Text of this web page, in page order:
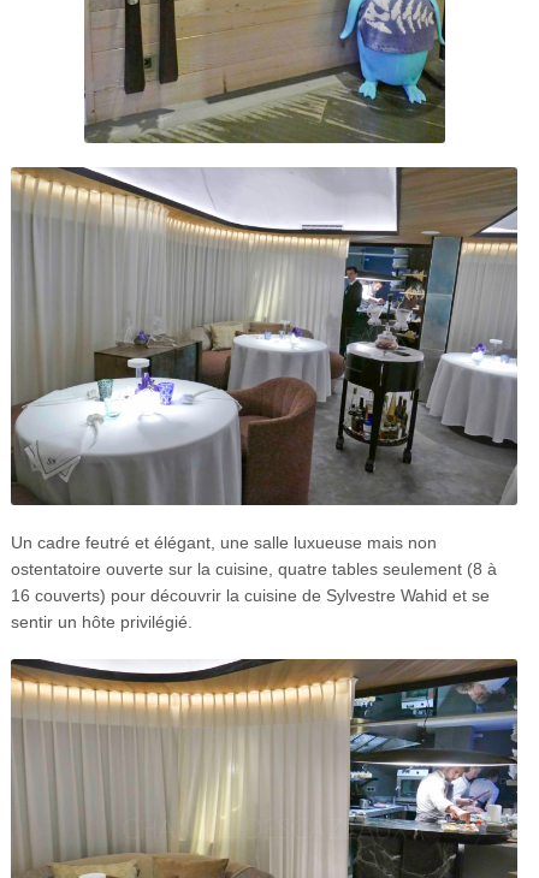
Un cadre feutré et élégant, une salle luxueuse mais non
ostentatoire ouverte sur la cuisine, quatre tables seulement (8 à
16 couverts) pour découvrir la cuisine de Sylvestre Wahid et se
sentir un hôte privilégié.